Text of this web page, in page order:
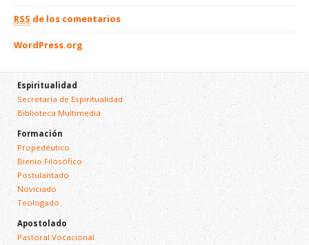
RSS de los comentarios
WordPress.org
Espiritualidad
Secretaría de Espiritualidad
Biblioteca Multimedia
Formación
Propedéutico
Bienio Filosófico
Postulantado
Noviciado
Teologado
Apostolado
Pastoral Vocacional